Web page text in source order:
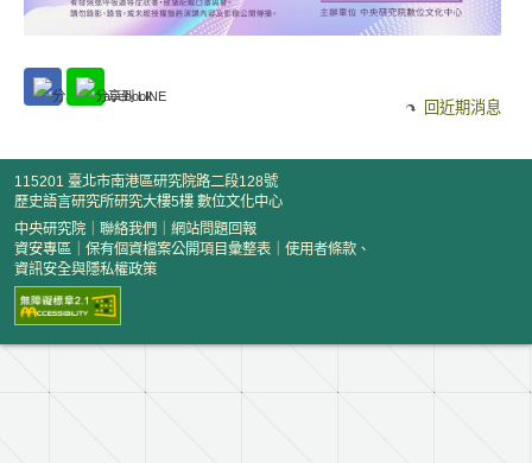
回近期消息
115201 臺北市南港區研究院路二段128號
歷史語言研究所研究大樓5樓 數位文化中心
中央研究院
聯絡我們
網站問題回報
資安專區
保有個資檔案公開項目彙整表
使用者條款、
資訊安全與隱私權政策